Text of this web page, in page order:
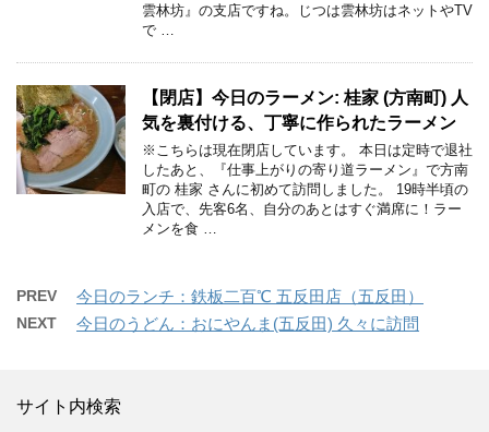
雲林坊』の支店ですね。じつは雲林坊はネットやTV
で …
【閉店】今日のラーメン: 桂家 (方南町) 人
気を裏付ける、丁寧に作られたラーメン
※こちらは現在閉店しています。 本日は定時で退社
したあと、『仕事上がりの寄り道ラーメン』で方南
町の 桂家 さんに初めて訪問しました。 19時半頃の
入店で、先客6名、自分のあとはすぐ満席に！ラー
メンを食 …
PREV 今日のランチ：鉄板二百℃ 五反田店（五反田）
NEXT 今日のうどん：おにやんま(五反田) 久々に訪問
サイト内検索